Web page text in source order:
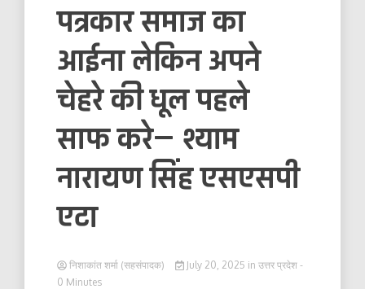
पत्रकार समाज का
आईना लेकिन अपने
चेहरे की धूल पहले
साफ करे— श्याम
नारायण सिंह एसएसपी
एटा
निशाकांत शर्मा (सहसंपादक) July 20, 2025 in उत्तर प्रदेश -
0 Minutes